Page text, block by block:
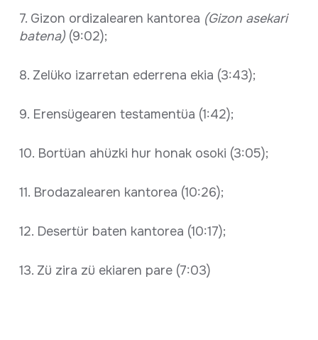
7. Gizon ordizalearen kantorea (Gizon asekari
batena)(9:02);
8. Zelüko izarretan ederrena ekia (3:43);
9. Erensügearen testamentüa (1:42);
10. Bortüan ahüzki hur honak osoki (3:05);
11. Brodazalearen kantorea (10:26);
12. Desertür baten kantorea (10:17);
13. Zü zira zü ekiaren pare (7:03)